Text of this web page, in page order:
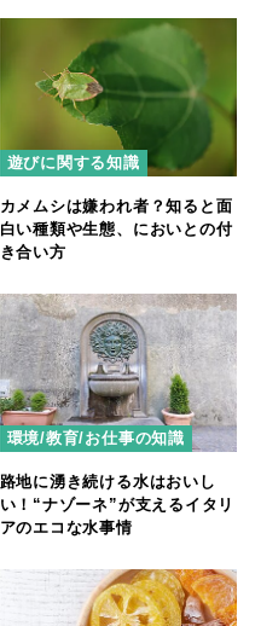
遊びに関する知識
カメムシは嫌われ者？知ると面
白い種類や生態、においとの付
き合い方
環境/教育/お仕事の知識
路地に湧き続ける水はおいし
い！“ナゾーネ”が支えるイタリ
アのエコな水事情